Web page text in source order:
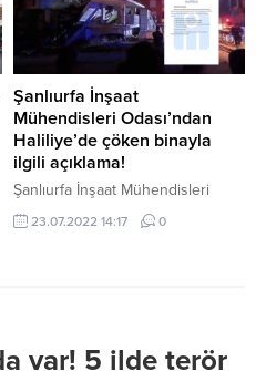
Şanlıurfa İnşaat
Mühendisleri Odası’ndan
Haliliye’de çöken binayla
ilgili açıklama!
Şanlıurfa İnşaat Mühendisleri
Odası’ndan Haliliye’de çöken
binayla ilgili açıklama!
23.07.2022 14:17 0
var! 5 ilde terör